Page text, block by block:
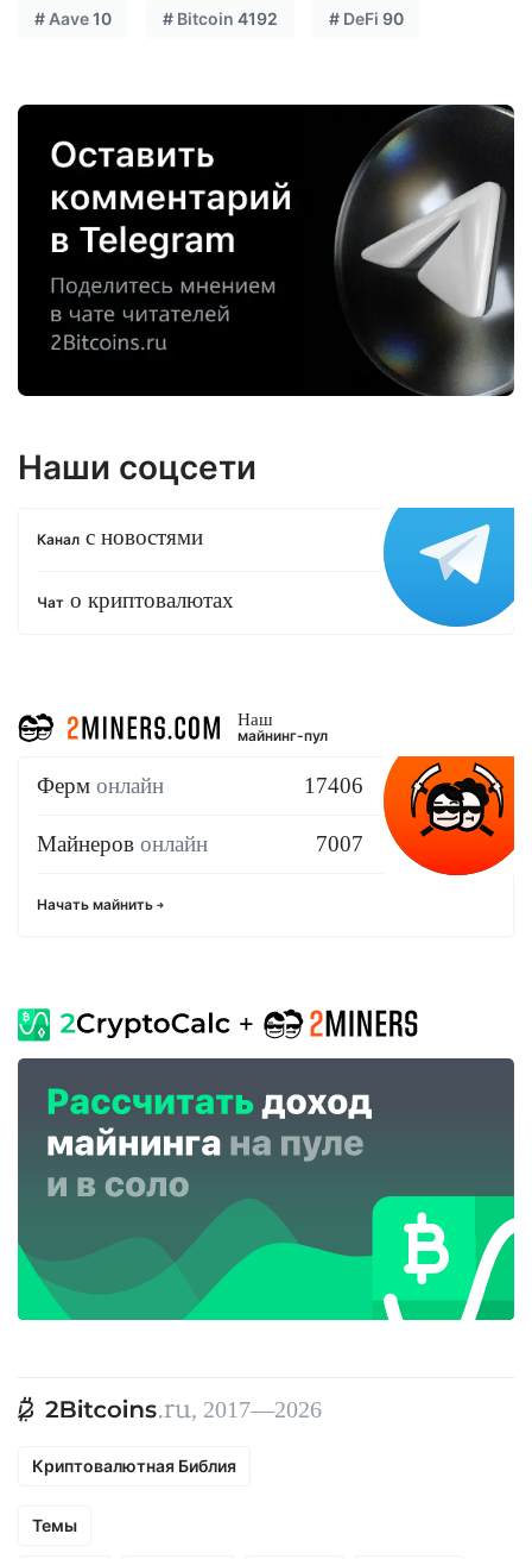
# Aave10 # Bitcoin 4192 # DeFi 90
Наши соцсети
Канал с новостями
Чат о криптовалютах
Наш
майнинг-пул
Ферм онлайн 17406
Майнеров онлайн 7007
Начать майнить
, 2017—2026
Криптовалютная Библия
Темы